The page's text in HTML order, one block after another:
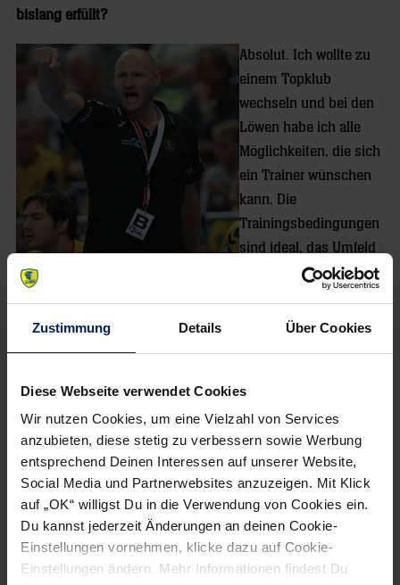
Zustimmung Details Über Cookies
Diese Webseite verwendet Cookies
Wir nutzen Cookies, um eine Vielzahl von Services
anzubieten, diese stetig zu verbessern sowie Werbung
entsprechend Deinen Interessen auf unserer Website,
Social Media und Partnerwebsites anzuzeigen. Mit Klick
auf „OK“ willigst Du in die Verwendung von Cookies ein.
Du kannst jederzeit Änderungen an deinen Cookie-
Einstellungen vornehmen, klicke dazu auf Cookie-
Einstellungen ändern. Mehr Informationen findest Du
bislang erfüllt?
Absolut. Ich wollte zu
einem Topklub
wechseln und bei den
Löwen habe ich alle
Möglichkeiten, die sich
ein Trainer wünschen
kann. Die
Trainingsbedingungen
sind ideal, das Umfeld
ist toll. Wir haben die
die Möglichkeit, mit den besten Spielern zusammen zu
bei den Löwen arbeiten zu können.
Im Umfeld des Klubs träumt man davon, einen Titel zu
gewinnen. Der Druck ist also sehr hoch für Sie?
Das ist kein Problem, denn ich stecke mir selbst ja auch
Ziele. Und die sind sehr hoch gesteckt, so dass mich die
Wünsche der Fans und der Sponsoren nicht überraschen
können. Es ist ja normal, dass von einem Titel geträumt